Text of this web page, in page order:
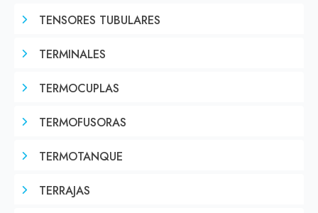
TENSORES TUBULARES
TERMINALES
TERMOCUPLAS
TERMOFUSORAS
TERMOTANQUE
TERRAJAS